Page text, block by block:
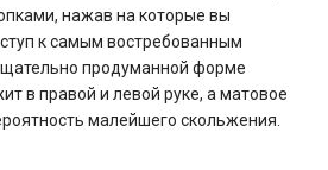
нажав на которые вы
к самым востребованным
продуманной форме
в правой и левой руке, а матовое
малейшего скольжения.